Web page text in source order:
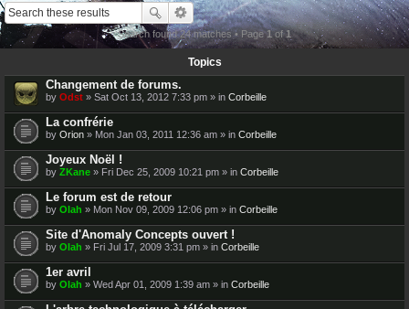
Search found 24 matches • Page1of1
Topics
Changement de forums.
by Odst » Sat Oct 13, 2012 7:33 pm » in Corbeille
La confrérie
by Orion » Mon Jan 03, 2011 12:36 am » in Corbeille
Joyeux Noël !
by ZKane » Fri Dec 25, 2009 10:21 pm » in Corbeille
Le forum est de retour
by Olah » Mon Nov 09, 2009 12:06 pm » in Corbeille
Site d'Anomaly Concepts ouvert !
by Olah » Fri Jul 17, 2009 3:31 pm » in Corbeille
1er avril
by Olah » Wed Apr 01, 2009 1:39 am » in Corbeille